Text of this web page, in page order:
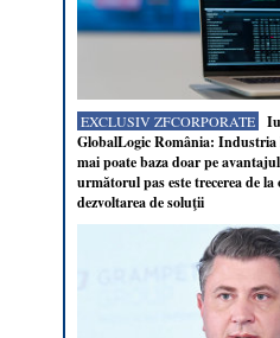
EXCLUSIV ZFCORPORATE
GlobalLogic România: Industria
mai poate baza doar pe
următorul pas este trecerea de
dezvoltarea de soluţii